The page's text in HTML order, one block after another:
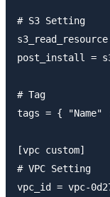
# S3 Setting
post_install =
# Tag
tags = {
[vpc custom]
# VPC Setting
vpc_id = vpc-